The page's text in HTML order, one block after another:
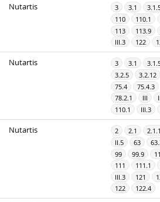
Nutartis 3 3.1
110
110.1
113
113.9
III.3
122
Nutartis 3 3.1
3.2.5
3.2.12
75.4
75.4.3
78.2.1
III
110.1
III.3
Nutartis 2 2.1
II.5
63
99
99.9
111
111.1
III.3
121
122
122.4